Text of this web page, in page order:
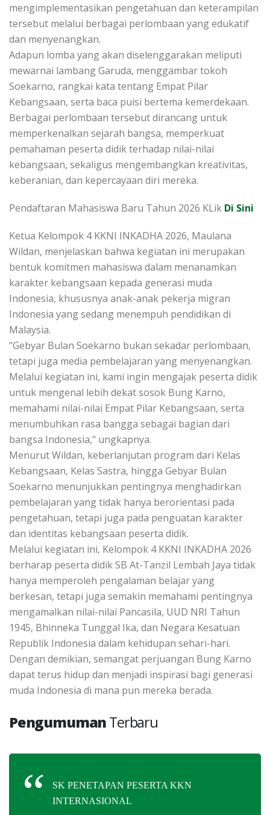
mengimplementasikan pengetahuan dan keterampilan
tersebut melalui berbagai perlombaan yang edukatif
dan menyenangkan.
Adapun lomba yang akan diselenggarakan meliputi
mewarnai lambang Garuda, menggambar tokoh
Soekarno, rangkai kata tentang Empat Pilar
Kebangsaan, serta baca puisi bertema kemerdekaan.
Berbagai perlombaan tersebut dirancang untuk
memperkenalkan sejarah bangsa, memperkuat
pemahaman peserta didik terhadap nilai-nilai
kebangsaan, sekaligus mengembangkan kreativitas,
keberanian, dan kepercayaan diri mereka.
Pendaftaran Mahasiswa Baru Tahun 2026 KLik Di Sini
Ketua Kelompok 4 KKNI INKADHA 2026, Maulana
Wildan, menjelaskan bahwa kegiatan ini merupakan
bentuk komitmen mahasiswa dalam menanamkan
karakter kebangsaan kepada generasi muda
Indonesia, khususnya anak-anak pekerja migran
Indonesia yang sedang menempuh pendidikan di
Malaysia.
"Gebyar Bulan Soekarno bukan sekadar perlombaan,
tetapi juga media pembelajaran yang menyenangkan.
Melalui kegiatan ini, kami ingin mengajak peserta didik
untuk mengenal lebih dekat sosok Bung Karno,
memahami nilai-nilai Empat Pilar Kebangsaan, serta
menumbuhkan rasa bangga sebagai bagian dari
bangsa Indonesia," ungkapnya.
Menurut Wildan, keberlanjutan program dari Kelas
Kebangsaan, Kelas Sastra, hingga Gebyar Bulan
Soekarno menunjukkan pentingnya menghadirkan
pembelajaran yang tidak hanya berorientasi pada
pengetahuan, tetapi juga pada penguatan karakter
dan identitas kebangsaan peserta didik.
Melalui kegiatan ini, Kelompok 4 KKNI INKADHA 2026
berharap peserta didik SB At-Tanzil Lembah Jaya tidak
hanya memperoleh pengalaman belajar yang
berkesan, tetapi juga semakin memahami pentingnya
mengamalkan nilai-nilai Pancasila, UUD NRI Tahun
1945, Bhinneka Tunggal Ika, dan Negara Kesatuan
Republik Indonesia dalam kehidupan sehari-hari.
Dengan demikian, semangat perjuangan Bung Karno
dapat terus hidup dan menjadi inspirasi bagi generasi
muda Indonesia di mana pun mereka berada.
PengumumanTerbaru
SK PENETAPAN PESERTA KKN
INTERNASIONAL